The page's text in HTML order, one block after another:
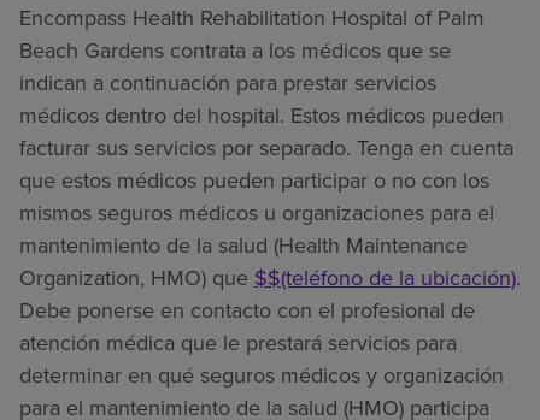
Encompass Health Rehabilitation Hospital of Palm
Beach Gardens contrata a los médicos que se
indican a continuación para prestar servicios
médicos dentro del hospital. Estos médicos pueden
facturar sus servicios por separado. Tenga en cuenta
que estos médicos pueden participar o no con los
mismos seguros médicos u organizaciones para el
mantenimiento de la salud (Health Maintenance
Organization, HMO) que $$(teléfono de la ubicación).
Debe ponerse en contacto con el profesional de
atención médica que le prestará servicios para
determinar en qué seguros médicos y organización
para el mantenimiento de la salud (HMO) participa